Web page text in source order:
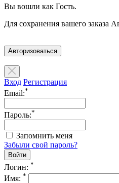
Вы вошли как Гость.
Для сохранения вашего заказа
Авторизоваться
Вход Регистрация
Email:*
Пароль:*
Запомнить меня
Забыли свой пароль?
Логин: *
Имя: *